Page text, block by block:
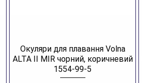
Окуляри для плавання Volna
ALTA II MIR чорний, коричневий
1554-99-5